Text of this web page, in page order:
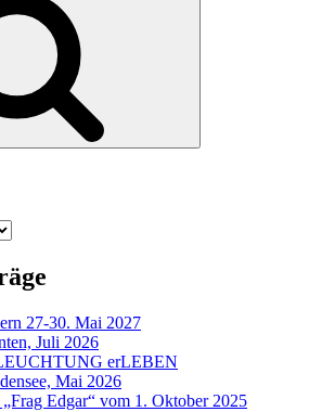
27-30. Mai 2027
Juli 2026
erLEBEN
Mai 2026
Edgar“ vom 1. Oktober 2025